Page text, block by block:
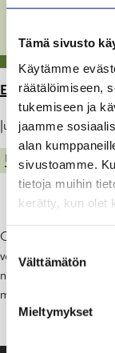
Tämä sivusto
Käytämme
räätälöimiseen,
tukemiseen ja
jaamme
alan
sivustoamme.
tietoja muihin
kerätty, kun olet
valinta
Välttämätön
Mieltymykset
ETUSIVU>
Julkaistu: 29.07.22
UIMARANNAT
Campingen:in
voivat olla
nopeasti uimareita
mikäli levää esiintyy